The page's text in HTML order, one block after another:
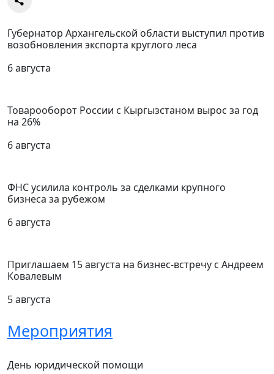
Губернатор Архангельской области выступил против
возобновления экспорта круглого леса
6 августа
Товарооборот России с Кыргызстаном вырос за год
на 26%
6 августа
ФНС усилила контроль за сделками крупного
бизнеса за рубежом
6 августа
Приглашаем 15 августа на бизнес-встречу с Андреем
Ковалевым
5 августа
Мероприятия
День юридической помощи